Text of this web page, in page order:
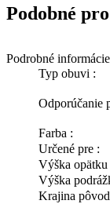
Podrobné informácie
Typ obuvi :
Odporúčanie
Farba :
Určené pre :
Výška opätku
Výška
Krajina
Podobné